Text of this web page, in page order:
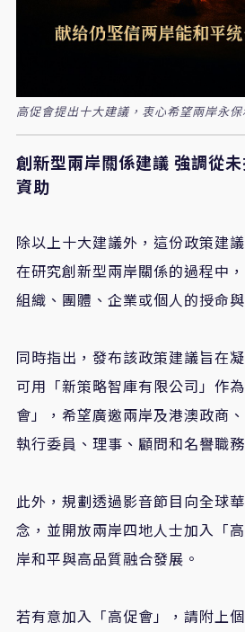
高促會提出十大建議，衷心希望兩岸永
創新型兩岸關係建議 強調從
資助
除以上十大建議外，這份政策建
在研究創新型兩岸關係的過程中
組織、團體、企業或個人的授命
同時指出，發布該政策建議旨在
可用「新策略智庫有限公司」作
會」，希望廣邀兩岸及港澳政商
執行委員、理事、顧問和名譽職務
此外，規劃透過影音節目向全球
念，並開放兩岸四地人士加入「
岸和平與高品質融合發展。
若有意加入「高促會」，請附上